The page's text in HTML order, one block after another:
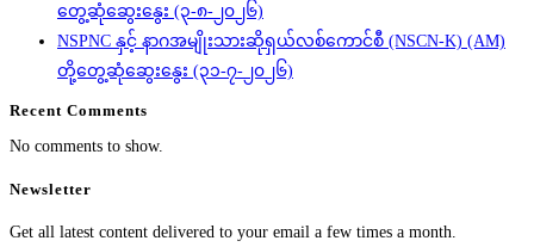
တွေ့ဆုံဆွေးနွေး (၃-၈-၂၀၂၆)
NSPNC နှင့် နာဂအမျိုးသားဆိုရှယ်လစ်ကောင်စီ (NSCN-K) (AM)
တို့တွေ့ဆုံဆွေးနွေး (၃၁-၇-၂၀၂၆)
Recent Comments
No comments to show.
Newsletter
Get all latest content delivered to your email a few times a month.